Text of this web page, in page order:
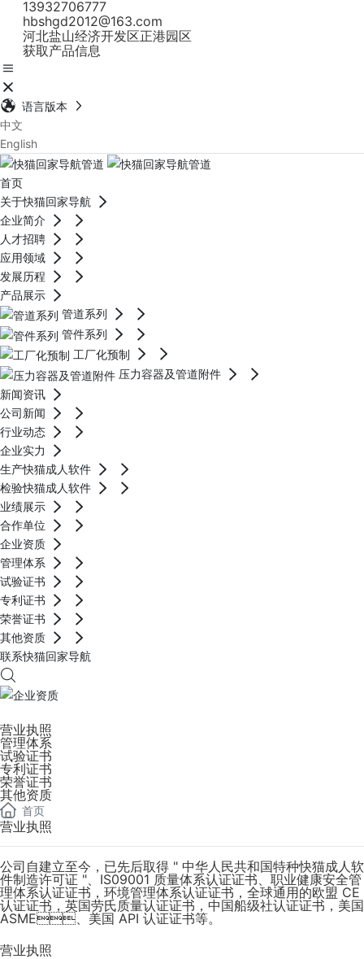
13932706777
hbshgd2012@163.com
河北盐山经济开发区正港园区
获取产品信息
语言版本
中文
English
首页
关于快猫回家导航
企业简介
人才招聘
应用领域
发展历程
产品展示
管道系列
管件系列
工厂化预制
压力容器及管道附件
新闻资讯
公司新闻
行业动态
企业实力
生产快猫成人软件
检验快猫成人软件
业绩展示
合作单位
企业资质
管理体系
试验证书
专利证书
荣誉证书
其他资质
联系快猫回家导航
营业执照
管理体系
试验证书
专利证书
荣誉证书
其他资质
首页
营业执照
公司自建立至今，已先后取得 " 中华人民共和国特种快猫成人软
件制造许可证 "、IS09001 质量体系认证证书、职业健康安全管
理体系认证证书，环境管理体系认证证书，全球通用的欧盟 CE
认证证书，英国劳氏质量认证证书，中国船级社认证证书，美国
ASME、美国 API 认证证书等。
营业执照